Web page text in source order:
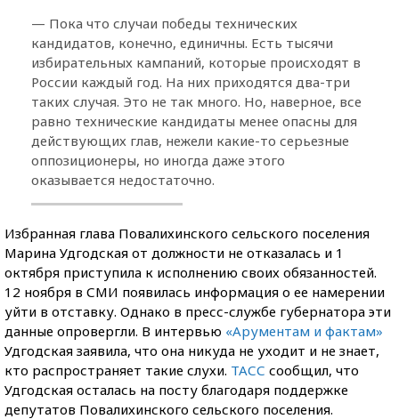
— Пока что случаи победы технических
кандидатов, конечно, единичны. Есть тысячи
избирательных кампаний, которые происходят в
России каждый год. На них приходятся два-три
таких случая. Это не так много. Но, наверное, все
равно технические кандидаты менее опасны для
действующих глав, нежели какие-то серьезные
оппозиционеры, но иногда даже этого
оказывается недостаточно.
Избранная глава Повалихинского сельского поселения
Марина Удгодская от должности не отказалась и 1
октября приступила к исполнению своих обязанностей.
12 ноября в СМИ появилась информация о ее намерении
уйти в отставку. Однако в пресс-службе губернатора эти
данные опровергли. В интервью «Арументам и фактам»
Удгодская заявила, что она никуда не уходит и не знает,
кто распространяет такие слухи. ТАСС сообщил, что
Удгодская осталась на посту благодаря поддержке
депутатов Повалихинского сельского поселения.